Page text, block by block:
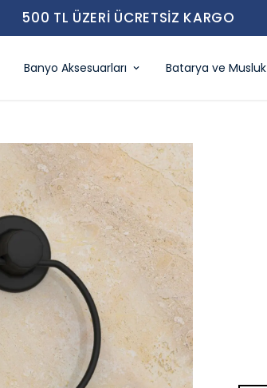
500 TL ÜZERI ÜCRETSIZ KARGO
Banyo Aksesuarları Batarya ve Musluk